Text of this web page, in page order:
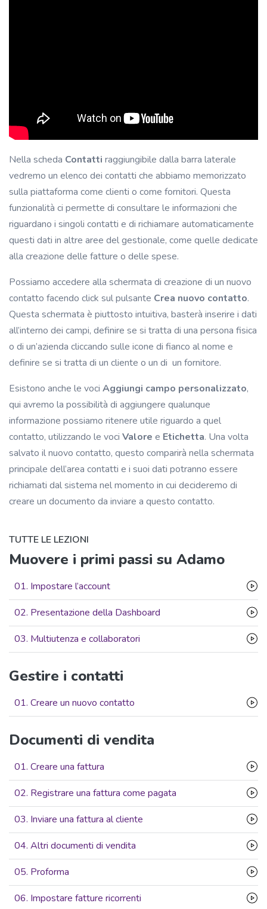
Nella scheda Contatti raggiungibile dalla barra laterale
vedremo un elenco dei contatti che abbiamo memorizzato
sulla piattaforma come clienti o come fornitori. Questa
funzionalità ci permette di consultare le informazioni che
riguardano i singoli contatti e di richiamare automaticamente
questi dati in altre aree del gestionale, come quelle dedicate
alla creazione delle fatture o delle spese.
Possiamo accedere alla schermata di creazione di un nuovo
contatto facendo click sul pulsante Crea nuovo contatto.
Questa schermata è piuttosto intuitiva, basterà inserire i dati
all’interno dei campi, definire se si tratta di una persona fisica
o di un’azienda cliccando sulle icone di fianco al nome e
definire se si tratta di un cliente o un di un fornitore.
Esistono anche le voci Aggiungi campo personalizzato,
qui avremo la possibilità di aggiungere qualunque
informazione possiamo ritenere utile riguardo a quel
contatto, utilizzando le voci Valore e Etichetta. Una volta
salvato il nuovo contatto, questo comparirà nella schermata
principale dell’area contatti e i suoi dati potranno essere
richiamati dal sistema nel momento in cui decideremo di
creare un documento da inviare a questo contatto.
TUTTE LE LEZIONI
Muovere i primi passi su Adamo
01. Impostare l’account
02. Presentazione della Dashboard
03. Multiutenza e collaboratori
Gestire i contatti
01. Creare un nuovo contatto
Documenti di vendita
01. Creare una fattura
02. Registrare una fattura come pagata
03. Inviare una fattura al cliente
04. Altri documenti di vendita
05. Proforma
06. Impostare fatture ricorrenti